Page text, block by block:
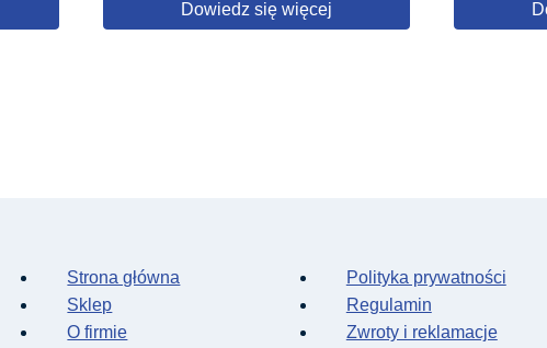
Dowiedz się więcej
Strona główna
Sklep
O firmie
Polityka prywatności
Regulamin
Zwroty i reklamacje